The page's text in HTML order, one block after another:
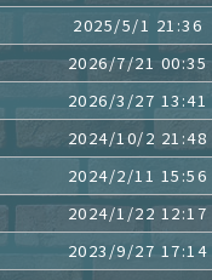
2025/5/1 21:36
2026/7/21 00:35
2026/3/27 13:41
2024/10/2 21:48
2024/2/11 15:56
2024/1/22 12:17
2023/9/27 17:14